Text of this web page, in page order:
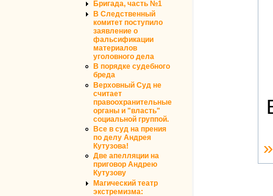
Бригада, часть №1
В Следственный
комитет поступило
заявление о
фальсификации
материалов
уголовного дела
В порядке судебного
бреда
Верховный Суд не
считает
правоохранительные
органы и "власть"
социальной группой.
Все в суд на прения
по делу Андрея
Кутузова!
Две апелляции на
приговор Андрею
Кутузову
Магический театр
экстремизма: